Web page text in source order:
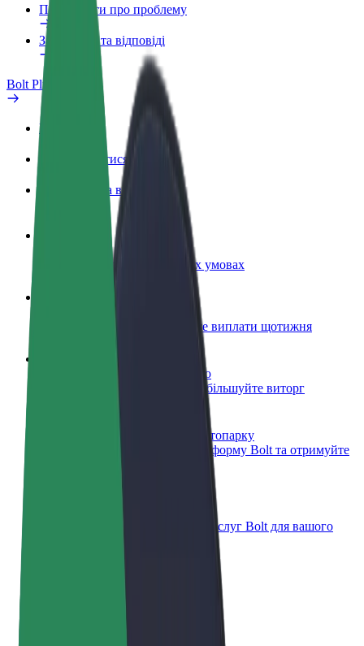
Повідомити про проблему
Запитання та відповіді
Bolt Plus
Переваги
Як приєднатися
Запитання та відповіді
Заробляйте гроші на власних умовах
Доставляйте їжу та отримуйте виплати щотижня
Додати ресторан чи крамницю
Залучайте більше клієнтів та збільшуйте виторг
Зареєструватися як власник автопарку
Додайте Ваш автопарк на платформу Bolt та отримуйте
Масштабування продуктів та послуг Bolt для вашого